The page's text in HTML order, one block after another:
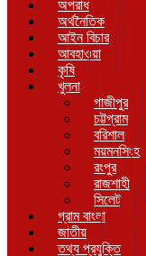
অপরাধ
অর্থনৈতিক
আইন বিচার
আবহাওয়া
কৃষি
খুলনা
গাজীপুর
চট্টগ্রাম
বরিশাল
ময়মনসিংহ
রংপুর
রাজশাহী
সিলেট
গ্রাম বাংলা
জাতীয়
তথ্য প্রযুক্তি